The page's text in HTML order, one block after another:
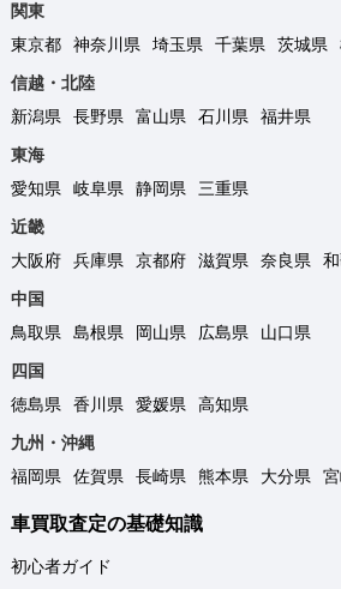
関東
東京都
神奈川県 埼玉県 千葉県 茨城県
信越・北陸
新潟県
長野県 富山県 石川県
福井県
東海
愛知県
岐阜県 静岡県
三重県
近畿
大阪府
兵庫県 京都府 滋賀県 奈良県
中国
鳥取県
島根県 岡山県 広島県
山口県
四国
徳島県
香川県 愛媛県
高知県
九州・沖縄
福岡県
佐賀県 長崎県 熊本県 大分県
車買取査定の基礎知識
初心者ガイド